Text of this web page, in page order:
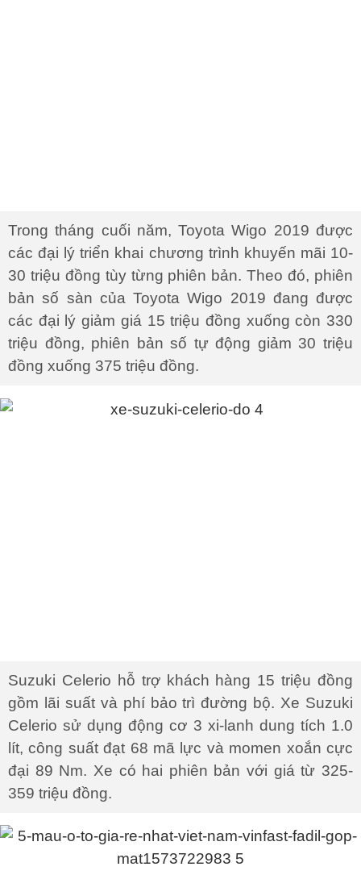
Trong tháng cuối năm, Toyota Wigo 2019 được
các đại lý triển khai chương trình khuyến mãi 10-
30 triệu đồng tùy từng phiên bản. Theo đó, phiên
bản số sàn của Toyota Wigo 2019 đang được
các đại lý giảm giá 15 triệu đồng xuống còn 330
triệu đồng, phiên bản số tự động giảm 30 triệu
đồng xuống 375 triệu đồng.
Suzuki Celerio hỗ trợ khách hàng 15 triệu đồng
gồm lãi suất và phí bảo trì đường bộ. Xe Suzuki
Celerio sử dụng động cơ 3 xi-lanh dung tích 1.0
lít, công suất đạt 68 mã lực và momen xoắn cực
đại 89 Nm. Xe có hai phiên bản với giá từ 325-
359 triệu đồng.